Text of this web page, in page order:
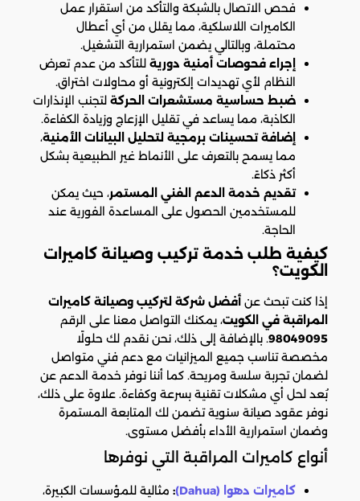
فحص الاتصال بالشبكة والتأكد من استقرار عمل
الكاميرات اللاسلكية، مما يقلل من أي أعطال
محتملة، وبالتالي يضمن استمرارية التشغيل.
إجراء فحوصات أمنية دورية للتأكد من عدم تعرض
النظام لأي تهديدات إلكترونية أو محاولات اختراق.
ضبط حساسية مستشعرات الحركة لتجنب الإنذارات
الكاذبة، مما يساعد في تقليل الإزعاج وزيادة الكفاءة.
إضافة تحسينات برمجية لتحليل البيانات الأمنية،
مما يسمح بالتعرف على الأنماط غير الطبيعية بشكل
أكثر ذكاءً.
تقديم خدمة الدعم الفني المستمر، حيث يمكن
للمستخدمين الحصول على المساعدة الفورية عند
الحاجة.
كيفية طلب خدمة تركيب وصيانة كاميرات
الكويت؟
إذا كنت تبحث عن أفضل شركة لتركيب وصيانة كاميرات
المراقبة في الكويت، يمكنك التواصل معنا على الرقم
98049095. بالإضافة إلى ذلك، نحن نقدم لك حلولًا
مخصصة تناسب جميع الميزانيات مع دعم فني متواصل
لضمان تجربة سلسة ومريحة. كما أننا نوفر خدمة الدعم عن
بُعد لحل أي مشكلات تقنية بسرعة وكفاءة. علاوة على ذلك،
نوفر عقود صيانة سنوية تضمن لك المتابعة المستمرة
وضمان استمرارية الأداء بأفضل مستوى.
أنواع كاميرات المراقبة التي نوفرها
كاميرات دهوا (Dahua) : مثالية للمؤسسات الكبيرة،